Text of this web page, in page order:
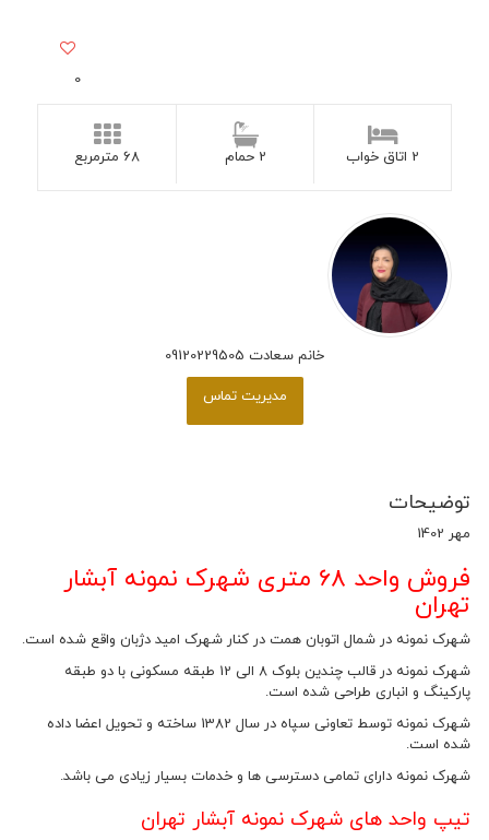
68 مترمربع
خانم سعادت 09120229505
مدیریت تماس
توضیحات
مهر 1402
فروش واحد 68 متری شهرک نمونه آبشار
تهران
شهرک نمونه در شمال اتوبان همت در کنار شهرک امید دژبان واقع شده است.
شهرک نمونه در قالب چندین بلوک 8 الی 12 طبقه مسکونی با دو طبقه
پارکینگ و انباری طراحی شده است.
شهرک نمونه توسط تعاونی سپاه در سال 1382 ساخته و تحویل اعضا داده
شده است.
شهرک نمونه دارای تمامی دسترسی ها و خدمات بسیار زیادی می باشد.
تیپ واحد های شهرک نمونه آبشار تهران